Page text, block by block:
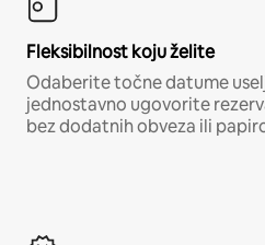
Fleksibilnost koju želite
Odaberite točne datume
jednostavno ugovorite
bez dodatnih obveza ili